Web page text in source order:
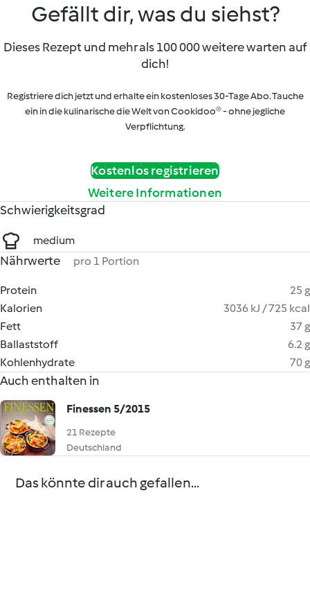
Gefällt dir, was du siehst?
Dieses Rezept und mehr als 100 000 weitere warten auf
dich!
Registriere dich jetzt und erhalte ein kostenloses 30-Tage Abo. Tauche
ein in die kulinarische die Welt von Cookidoo® - ohne jegliche
Verpflichtung.
Kostenlos registrieren
Weitere Informationen
Schwierigkeitsgrad
medium
Nährwerte pro 1 Portion
Protein
25 g
Kalorien
3036 kJ / 725 kcal
Fett
37 g
Ballaststoff
6.2 g
Kohlenhydrate
70 g
Auch enthalten in
Finessen 5/2015
21 Rezepte
Deutschland
Das könnte dir auch gefallen...